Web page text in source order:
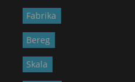
Fabrika
Bereg
Skala